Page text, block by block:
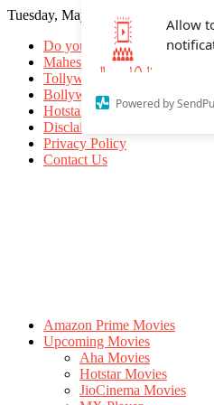
Allow
Powered by
Tuesday, May 26, 2026
Do you know
Mahesh Babu
Tollywood Movies
Bollywood Movies
Hotstar Movies
Disclaimer
Privacy Policy
Contact Us
Amazon Prime Movies
Upcoming Movies
Aha Movies
Hotstar Movies
JioCinema Movies